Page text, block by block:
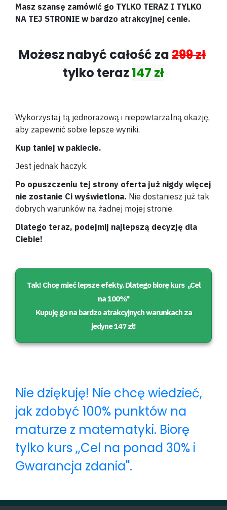
Masz szansę zamówić go TYLKO TERAZ I TYLKO
NA TEJ STRONIE w bardzo atrakcyjnej cenie.
Możesz nabyć całość za299 zł
tylko teraz147 zł
Wykorzystaj tą jednorazową i niepowtarzalną okazję,
aby zapewnić sobie lepsze wyniki.
Kup taniej w pakiecie.
Jest jednak haczyk.
Po opuszczeniu tej strony oferta już nigdy więcej
nie zostanie Ci wyświetlona. Nie dostaniesz już tak
dobrych warunków na żadnej mojej stronie.
Dlatego teraz, podejmij najlepszą decyzję dla
Ciebie!
Tak! Chcę mieć lepsze efekty. Dlatego biorę kurs ,,Cel
na 100%''
Kupuję go na bardzo atrakcyjnych warunkach za
jedyne 147 zł!
Nie dziękuję! Nie chcę wiedzieć,
jak zdobyć 100% punktów na
maturze z matematyki. Biorę
tylko kurs ,,Cel na ponad 30% i
Gwarancja zdania''.